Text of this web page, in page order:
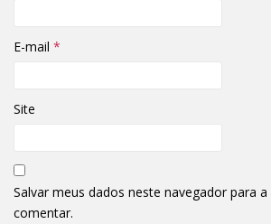
E-mail *
Site
Salvar meus dados neste navegador para
comentar.